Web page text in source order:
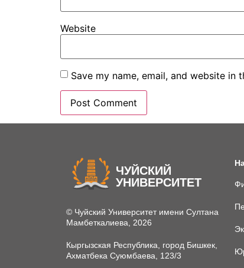
Website
Save my name, email, and website
ЧУЙСКИЙ
УНИВЕРСИТЕТ
© Чуйский Университет имени Султана
Мамбеткалиева, 2026
Кыргызская Республика, город Бишкек,
Ахматбека Суюмбаева, 123/3